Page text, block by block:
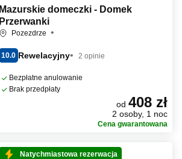
Mazurskie domeczki - Domek
Przerwanki
Pozezdrze
10.0 Rewelacyjny 2 opinie
Bezpłatne anulowanie
Brak przedpłaty
od 408 zł
2 osoby, 1 noc
Cena gwarantowana
Natychmiastowa rezerwacja